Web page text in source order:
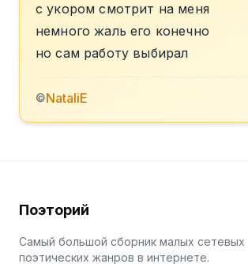
с укором смотрит на меня
немного жаль его конечно
но сам работу выбирал
©NataliE
Поэторий
Самый большой сборник малых сетевых
поэтических жанров в интернете.